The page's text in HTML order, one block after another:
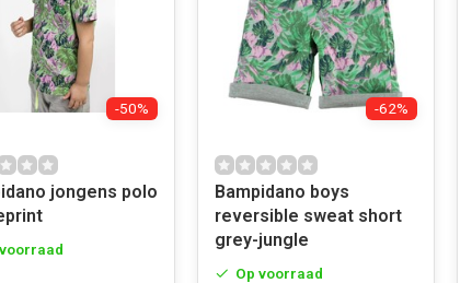
-50%
jongens polo
-62%
Bampidano boys
reversible sweat short
grey-jungle
Op voorraad